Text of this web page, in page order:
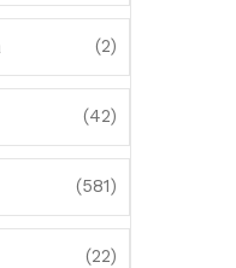
(2)
(42)
(581)
(22)